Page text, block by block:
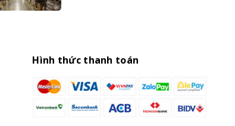
Hình thức thanh toán